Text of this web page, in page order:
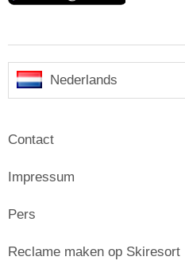
Nederlands
Contact
Impressum
Pers
Reclame maken op Skiresort